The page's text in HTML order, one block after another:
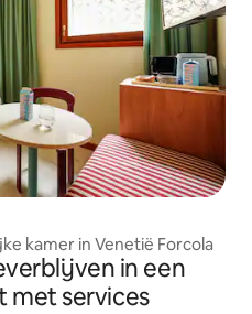
kamer in Venetië Forcola
in een
met services